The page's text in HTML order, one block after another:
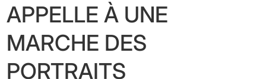
APPELLE À UNE
MARCHE DES
PORTRAITS